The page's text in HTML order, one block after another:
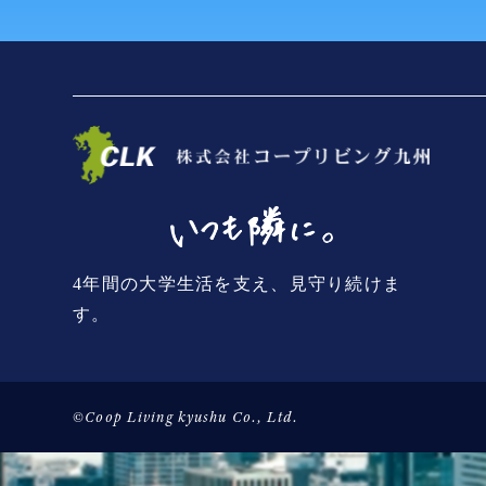
4年間の大学生活を支え、見守り続けま
す。
©Coop Living kyushu Co., Ltd.